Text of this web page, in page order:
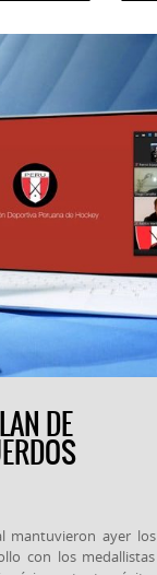
DE
mantuvieron ayer los
con los medallistas